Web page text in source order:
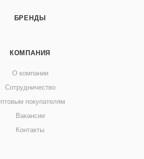
БРЕНДЫ
КОМПАНИЯ
О компании
Сотрудничество
покупателям
Вакансии
Контакты